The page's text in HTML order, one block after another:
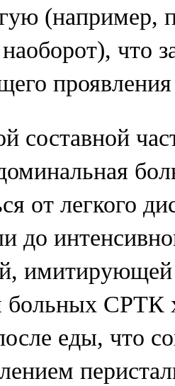
(например,
что
проявления
составной
от легкого
до
СРТК
еды, что